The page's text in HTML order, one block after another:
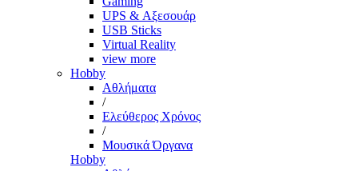
UPS & Αξεσουάρ
USB Sticks
Virtual Reality
view more
Hobby
Αθλήματα
/
Ελεύθερος Χρόνος
/
Μουσικά Όργανα
Hobby